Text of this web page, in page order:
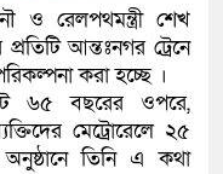
গ্রেফতার দেখানো
(ভিডিও)
ও রেলপথমন্ত্রী শেখ
আন্তঃনগর ট্রেনে
করা হচ্ছে ।
৬৫ বছরের ওপরে,
মেট্রোরেলে ২৫
তিনি এ কথা